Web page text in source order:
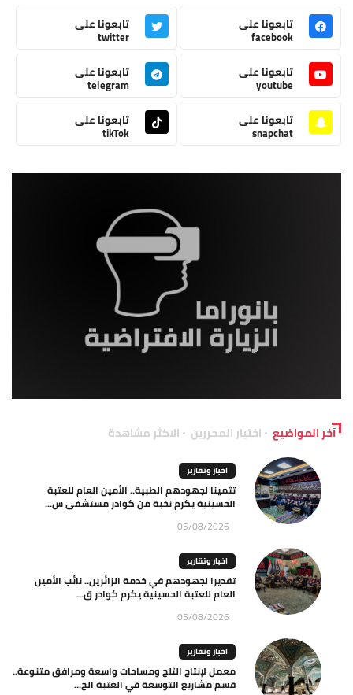
تابعونا على
facebook
تابعونا على
twitter
تابعونا على
youtube
تابعونا على
telegram
تابعونا على
snapchat
تابعونا على
tikTok
آخر المواضيع اختيار المحررين الاكثر مشاهدة
اخبار وتقارير
تثمينا لجهودهم الطبية.. الأمين العام للعتبة
الحسينية يكرم نخبة من كوادر مستشفى س...
05/08/2026
اخبار وتقارير
تقديرا لجهودهم في خدمة الزائرين.. نائب الأمين
العام للعتبة الحسينية يكرم كوادر ق...
05/08/2026
اخبار وتقارير
معمل لإنتاج الثلج ومساحات واسعة ومرافق متنوعة..
قسم مشاريع التوسعة في العتبة الح...